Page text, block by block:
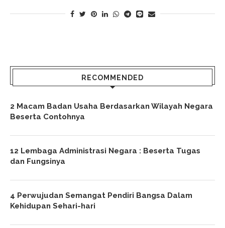
RECOMMENDED
2 Macam Badan Usaha Berdasarkan Wilayah Negara
Beserta Contohnya
12 Lembaga Administrasi Negara : Beserta Tugas
dan Fungsinya
4 Perwujudan Semangat Pendiri Bangsa Dalam
Kehidupan Sehari-hari